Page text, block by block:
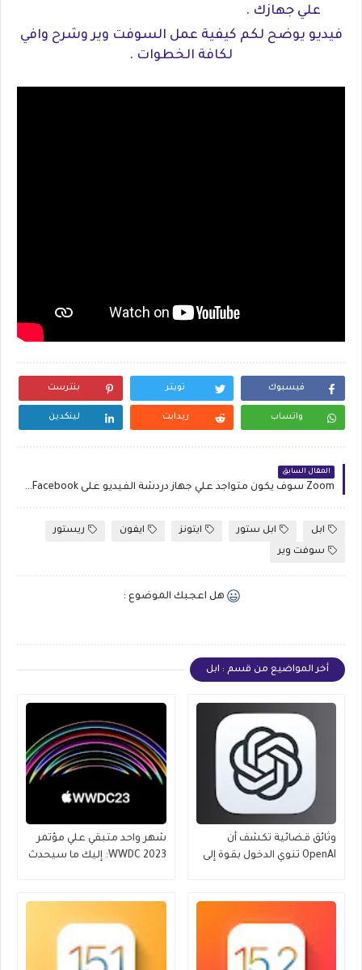
علي جهازك .
فيديو يوضح لكم كيفية عمل السوفت وير وشرح وافي
لكافة الخطوات .
فيسبوك تويتر بنترست
واتساب ريدايت لينكدين
المقال السابق
Zoom سوف يكون متواجد علي جهاز دردشة الفيديو على Facebook قريباً
ابل ابل ستور ايتونز ايفون
ريستور
سوفت وير
هل اعجبك الموضوع :
أخر المواضيع من قسم : ابل
وثائق قضائية تكشف أن
OpenAI تنوي الدخول بقوة إلى
شهر واحد متبقي علي مؤتمر
WWDC 2023: إليك ما سيحدث